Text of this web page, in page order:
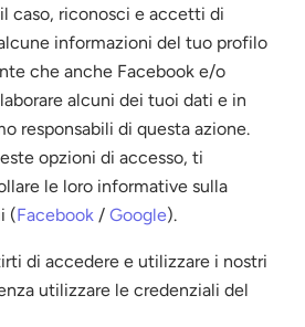
caso, riconosci e accetti di
informazioni del tuo profilo
che anche Facebook e/o
alcuni dei tuoi dati e in
responsabili di questa azione.
opzioni di accesso, ti
le loro informative sulla
(Facebook / Google).
di accedere e utilizzare i nostri
utilizzare le credenziali del